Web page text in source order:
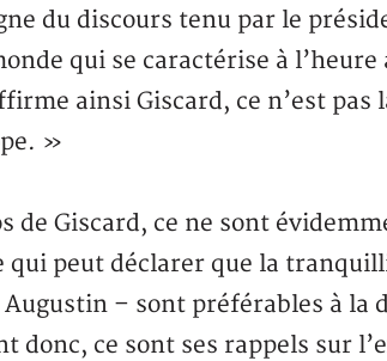
du discours tenu par le
qui se caractérise à l’heure
ainsi Giscard, ce n’est pas
»
de Giscard, ce ne sont
qui peut déclarer que la
– sont préférables à la
donc, ce sont ses rappels sur